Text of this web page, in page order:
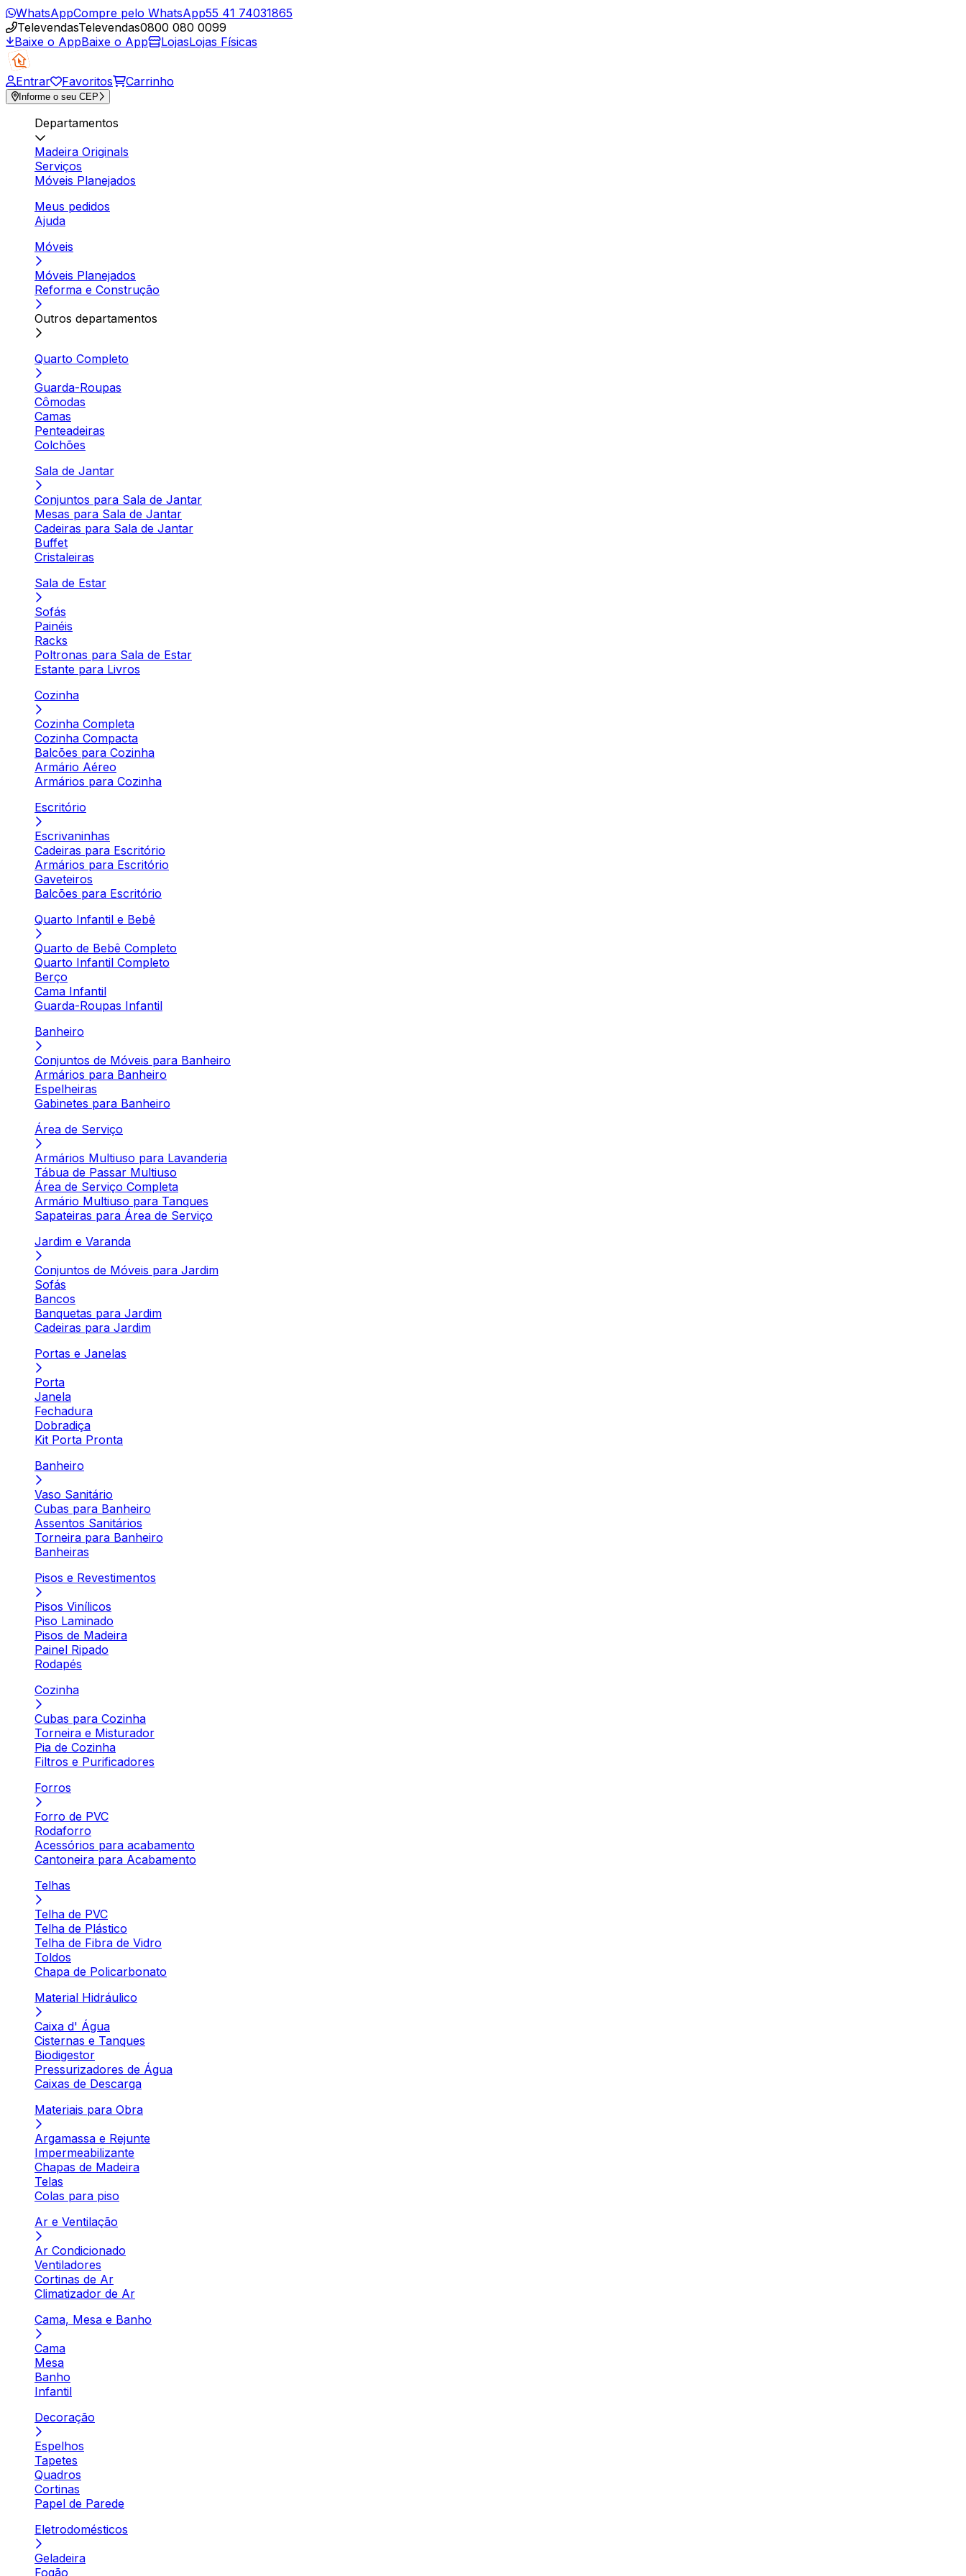
WhatsAppCompre pelo WhatsApp55 41 74031865
TelevendasTelevendas0800 080 0099
Baixe o AppBaixe o App LojasLojas Físicas
Entrar Favoritos Carrinho
Informe o seu CEP
Departamentos
Madeira Originals
Serviços
Móveis Planejados
Meus pedidos
Ajuda
Móveis
Móveis Planejados
Reforma e Construção
Outros departamentos
Quarto Completo
Guarda-Roupas
Cômodas
Camas
Penteadeiras
Colchões
Sala de Jantar
Conjuntos para Sala de Jantar
Mesas para Sala de Jantar
Cadeiras para Sala de Jantar
Buffet
Cristaleiras
Sala de Estar
Sofás
Painéis
Racks
Poltronas para Sala de Estar
Estante para Livros
Cozinha
Cozinha Completa
Cozinha Compacta
Balcões para Cozinha
Armário Aéreo
Armários para Cozinha
Escritório
Escrivaninhas
Cadeiras para Escritório
Armários para Escritório
Gaveteiros
Balcões para Escritório
Quarto Infantil e Bebê
Quarto de Bebê Completo
Quarto Infantil Completo
Berço
Cama Infantil
Guarda-Roupas Infantil
Banheiro
Conjuntos de Móveis para Banheiro
Armários para Banheiro
Espelheiras
Gabinetes para Banheiro
Área de Serviço
Armários Multiuso para Lavanderia
Tábua de Passar Multiuso
Área de Serviço Completa
Armário Multiuso para Tanques
Sapateiras para Área de Serviço
Jardim e Varanda
Conjuntos de Móveis para Jardim
Sofás
Bancos
Banquetas para Jardim
Cadeiras para Jardim
Portas e Janelas
Porta
Janela
Fechadura
Dobradiça
Kit Porta Pronta
Banheiro
Vaso Sanitário
Cubas para Banheiro
Assentos Sanitários
Torneira para Banheiro
Banheiras
Pisos e Revestimentos
Pisos Vinílicos
Piso Laminado
Pisos de Madeira
Painel Ripado
Rodapés
Cozinha
Cubas para Cozinha
Torneira e Misturador
Pia de Cozinha
Filtros e Purificadores
Forros
Forro de PVC
Rodaforro
Acessórios para acabamento
Cantoneira para Acabamento
Telhas
Telha de PVC
Telha de Plástico
Telha de Fibra de Vidro
Toldos
Chapa de Policarbonato
Material Hidráulico
Caixa d' Água
Cisternas e Tanques
Biodigestor
Pressurizadores de Água
Caixas de Descarga
Materiais para Obra
Argamassa e Rejunte
Impermeabilizante
Chapas de Madeira
Telas
Colas para piso
Ar e Ventilação
Ar Condicionado
Ventiladores
Cortinas de Ar
Climatizador de Ar
Cama, Mesa e Banho
Cama
Mesa
Banho
Infantil
Decoração
Espelhos
Tapetes
Quadros
Cortinas
Papel de Parede
Eletrodomésticos
Geladeira
Fogão